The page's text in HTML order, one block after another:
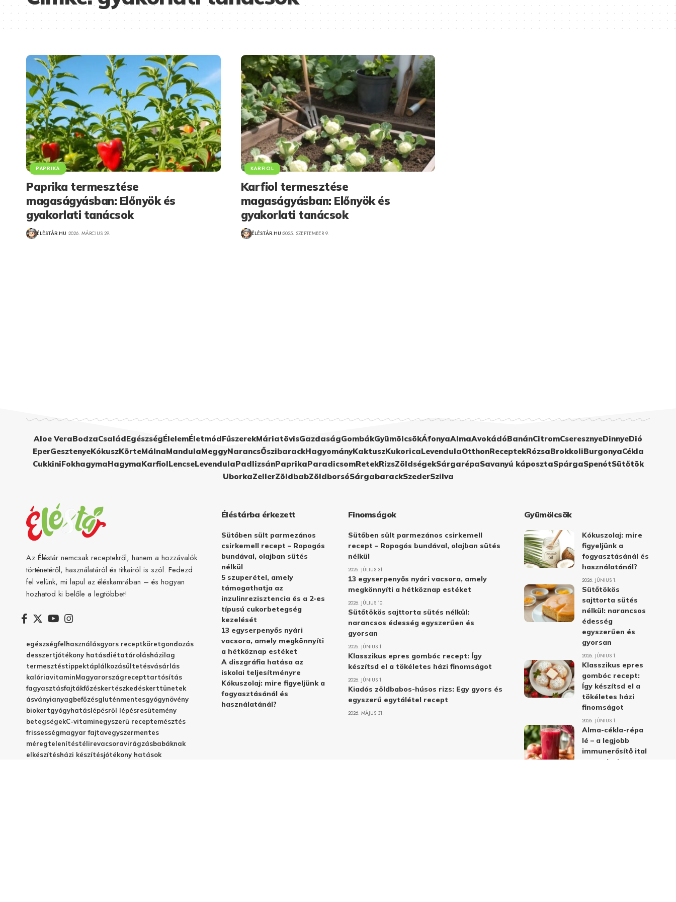
PAPRIKA
Paprika termesztése
magaságyásban: Előnyök és
gyakorlati tanácsok
ÉLÉSTÁR.HU 2026. MÁRCIUS 29.
KARFIOL
Karfiol termesztése
magaságyásban: Előnyök és
gyakorlati tanácsok
ÉLÉSTÁR.HU 2025. SZEPTEMBER 9.
Aloe VeraBodzaCsaládEgészségÉlelemÉletmódFűszerekMáriatövisGazdaságGombákGyümölcsökÁfonyaAlmaAvokádóBanánCitromCseresznyeDinnyeDió
EperGesztenyeKókuszKörteMálnaMandulaMeggyNarancsŐszibarackHagyományKaktuszKukoricaLevendulaOtthonReceptekRózsaBrokkoliBurgonyaCékla
CukkiniFokhagymaHagymaKarfiolLencseLevendulaPadlizsánPaprikaParadicsomRetekRizsZöldségekSárgarépaSavanyú káposztaSpárgaSpenótSütőtök
UborkaZellerZöldbabZöldborsóSárgabarackSzederSzilva
Az Éléstár nemcsak receptekről, hanem a hozzávalók
történetéről, használatáról és titkairól is szól. Fedezd
fel velünk, mi lapul az éléskamrában – és hogyan
hozhatod ki belőle a legtöbbet!
egészségfelhasználásgyors receptköretgondozás
desszertjótékony hatásdiétatárolásházilag
termesztéstippektáplálkozásültetésvásárlás
kalóriavitaminMagyarországrecepttartósítás
fagyasztásfajtákfőzéskertészkedéskerttünetek
ásványianyagbefőzésgluténmentesgyógynövény
biokertgyógyhatáslépésről lépésresütemény
betegségekC-vitaminegyszerű receptemésztés
frissességmagyar fajtavegyszermentes
méregtelenítéstélirevacsoravirágzásbabáknak
elkészítésházi készítésjótékony hatások
Éléstárba érkezett
Sütőben sült parmezános
csirkemell recept – Ropogós
bundával, olajban sütés
nélkül
5 szuperétel, amely
támogathatja az
inzulinrezisztencia és a 2-es
típusú cukorbetegség
kezelését
13 egyserpenyős nyári
vacsora, amely megkönnyíti
a hétköznap estéket
A diszgráfia hatása az
iskolai teljesítményre
Kókuszolaj: mire figyeljünk a
fogyasztásánál és
használatánál?
Finomságok
Sütőben sült parmezános csirkemell
recept – Ropogós bundával, olajban sütés
nélkül
2026. JÚLIUS 31.
13 egyserpenyős nyári vacsora, amely
megkönnyíti a hétköznap estéket
2026. JÚLIUS 10.
Sütőtökös sajttorta sütés nélkül:
narancsos édesség egyszerűen és
gyorsan
2026. JÚNIUS 1.
Klasszikus epres gombóc recept: Így
készítsd el a tökéletes házi finomságot
2026. JÚNIUS 1.
Kiadós zöldbabos-húsos rizs: Egy gyors és
egyszerű egytálétel recept
2026. MÁJUS 31.
Gyümölcsök
Kókuszolaj: mire
figyeljünk a
fogyasztásánál és
használatánál?
2026. JÚNIUS 1.
Sütőtökös
sajttorta sütés
nélkül: narancsos
édesség
egyszerűen és
gyorsan
2026. JÚNIUS 1.
Klasszikus epres
gombóc recept:
Így készítsd el a
tökéletes házi
finomságot
2026. JÚNIUS 1.
Alma-cékla-répa
lé – a legjobb
immunerősítő ital
receptje és